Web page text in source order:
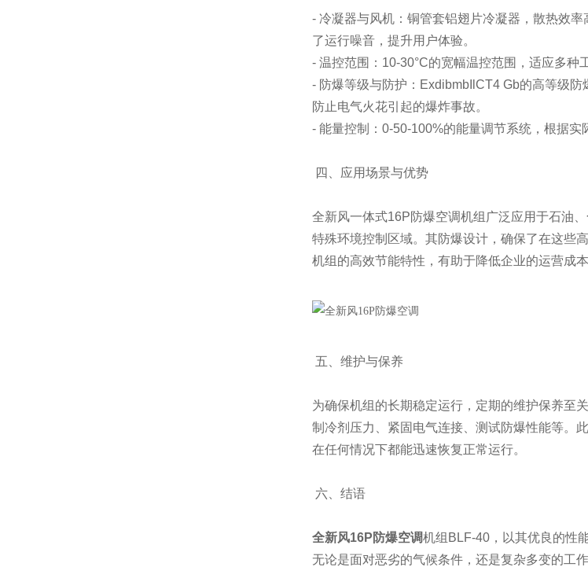
- 冷凝器与风机：铜管套铝翅片冷凝器，散热效
了运行噪音，提升用户体验。
- 温控范围：10-30°C的宽幅温控范围，适应多种
- 防爆等级与防护：ExdibmbIlCT4 Gb的高等级
防止电气火花引起的爆炸事故。
- 能量控制：0-50-100%的能量调节系统，根据
四、应用场景与优势
全新风一体式16P防爆空调机组广泛应用于石油
特殊环境控制区域。其防爆设计，确保了在这些
机组的高效节能特性，有助于降低企业的运营成
五、维护与保养
为确保机组的长期稳定运行，定期的维护保养至
制冷剂压力、紧固电气连接、测试防爆性能等。
在任何情况下都能迅速恢复正常运行。
六、结语
全新风16P防爆空调机组BLF-40，以其优良的性
无论是面对恶劣的气候条件，还是复杂多变的工